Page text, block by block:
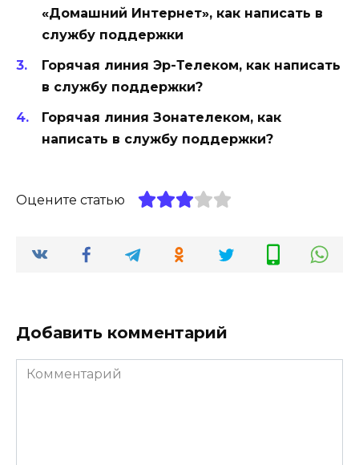
«Домашний Интернет», как написать в
службу поддержки
Горячая линия Эр-Телеком, как написать
в службу поддержки?
Горячая линия Зонателеком, как
написать в службу поддержки?
Оцените статью
Добавить комментарий
Комментарий